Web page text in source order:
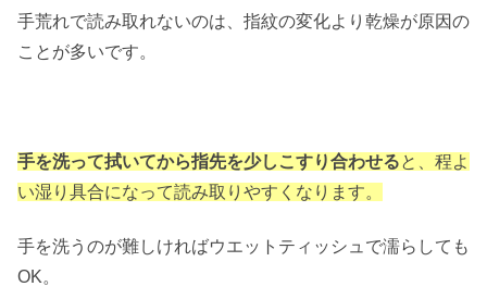
手荒れで読み取れないのは、指紋の変化より乾燥が原因の
ことが多いです。
手を洗って拭いてから指先を少しこすり合わせると、程よ
い湿り具合になって読み取りやすくなります。
手を洗うのが難しければウエットティッシュで濡らしても
OK。